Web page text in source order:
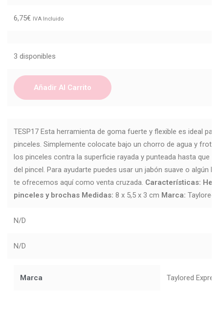
6,75€ IVA Incluido
3 disponibles
Añadir Al Carrito
TESP17 Esta herramienta de goma fuerte y flexible es ideal
pinceles. Simplemente colocate bajo un chorro de agua y frota
los pinceles contra la superficie rayada y punteada hasta que
del pincel. Para ayudarte puedes usar un jabón suave o algún
te ofrecemos aquí como venta cruzada. Características:
pinceles y brochas Medidas: 8 x 5,5 x 3 cm Marca: Taylored
N/D
N/D
Marca Taylored